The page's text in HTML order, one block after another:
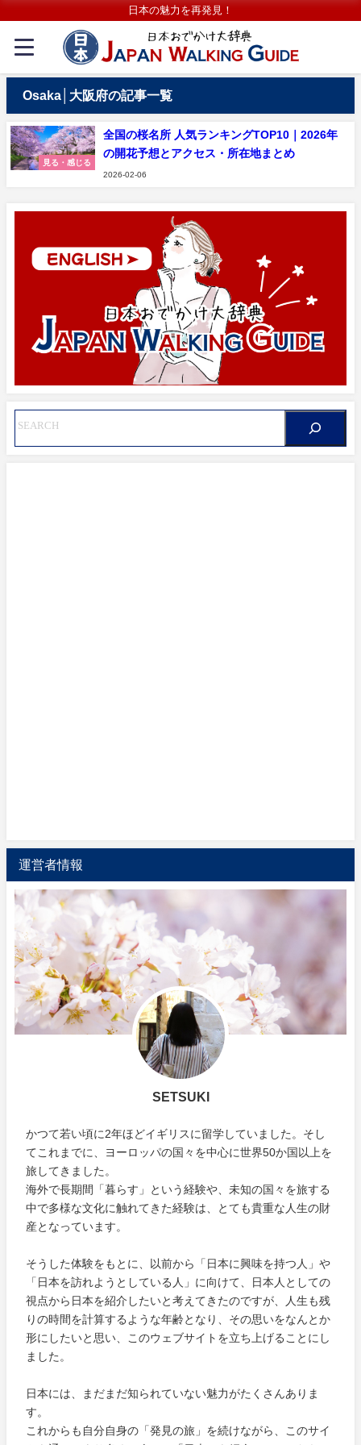
日本の魅力を再発見！
Osaka│大阪府の記事一覧
見る・感じる
全国の桜名所 人気ランキングTOP10｜2026年
の開花予想とアクセス・所在地まとめ
2026-02-06
運営者情報
SETSUKI
かつて若い頃に2年ほどイギリスに留学していました。そし
てこれまでに、ヨーロッパの国々を中心に世界50か国以上を
旅してきました。
海外で長期間「暮らす」という経験や、未知の国々を旅する
中で多様な文化に触れてきた経験は、とても貴重な人生の財
産となっています。
そうした体験をもとに、以前から「日本に興味を持つ人」や
「日本を訪れようとしている人」に向けて、日本人としての
視点から日本を紹介したいと考えてきたのですが、人生も残
りの時間を計算するような年齢となり、その思いをなんとか
形にしたいと思い、このウェブサイトを立ち上げることにし
ました。
日本には、まだまだ知られていない魅力がたくさんありま
す。
これからも自分自身の「発見の旅」を続けながら、このサイ